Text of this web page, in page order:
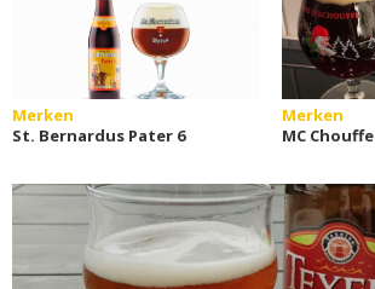
Merken
St. Bernardus Pater 6
Merken
MC Chouffe